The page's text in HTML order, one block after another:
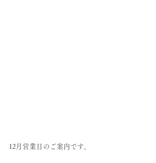
12月営業日のご案内です。